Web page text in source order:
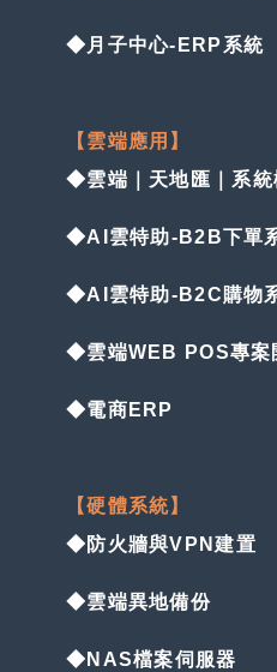
◆月子中心-ERP系統
【雲端應用】
◆雲端｜天地匯｜系統
◆AI雲特助-B2B下單
◆AI雲特助-B2C購物
◆雲端WEB POS專案
◆電商ERP
【硬體系統】
◆防火牆與VPN建置
◆雲端異地備份
◆NAS檔案伺服器